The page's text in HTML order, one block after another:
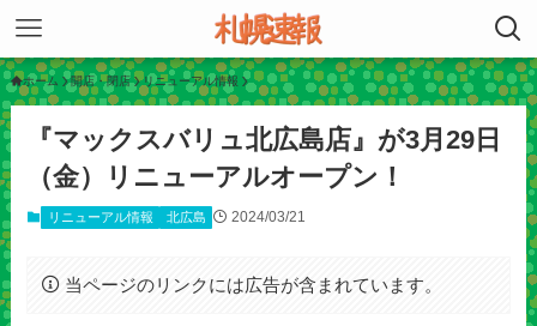
ホーム 開店・閉店 リニューアル情報
『マックスバリュ北広島店』が3月29日
（金）リニューアルオープン！
リニューアル情報 北広島 2024/03/21
当ページのリンクには広告が含まれています。